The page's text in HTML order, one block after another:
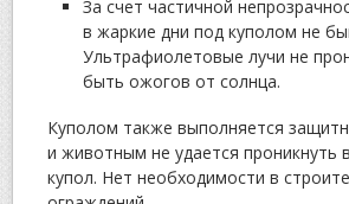
За счет частичной
в жаркие дни под куполом не
Ультрафиолетовые лучи не
быть ожогов от солнца.
Куполом также выполняется
и животным не удается проникнуть
купол. Нет необходимости в